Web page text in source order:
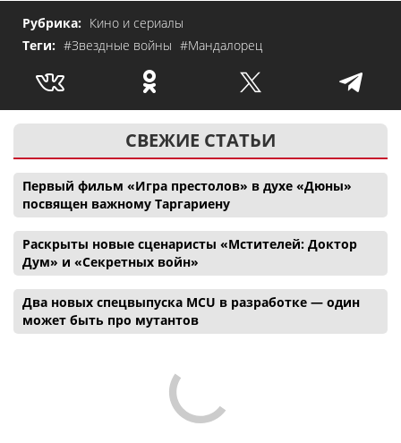
Рубрика: Кино и сериалы
Теги: #Звездные войны #Мандалорец
СВЕЖИЕ СТАТЬИ
Первый фильм «Игра престолов» в духе «Дюны»
посвящен важному Таргариену
Раскрыты новые сценаристы «Мстителей: Доктор
Дум» и «Секретных войн»
Два новых спецвыпуска MCU в разработке — один
может быть про мутантов